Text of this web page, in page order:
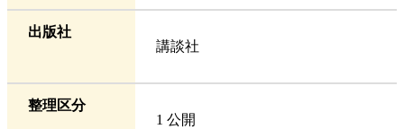
出版社
講談社
整理区分
1 公開